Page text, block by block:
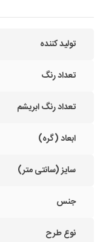
تولید کننده
تعداد رنگ
تعداد رنگ ابریشم
ابعاد (گره)
سایز (سانتی متر)
جنس
نوع طرح